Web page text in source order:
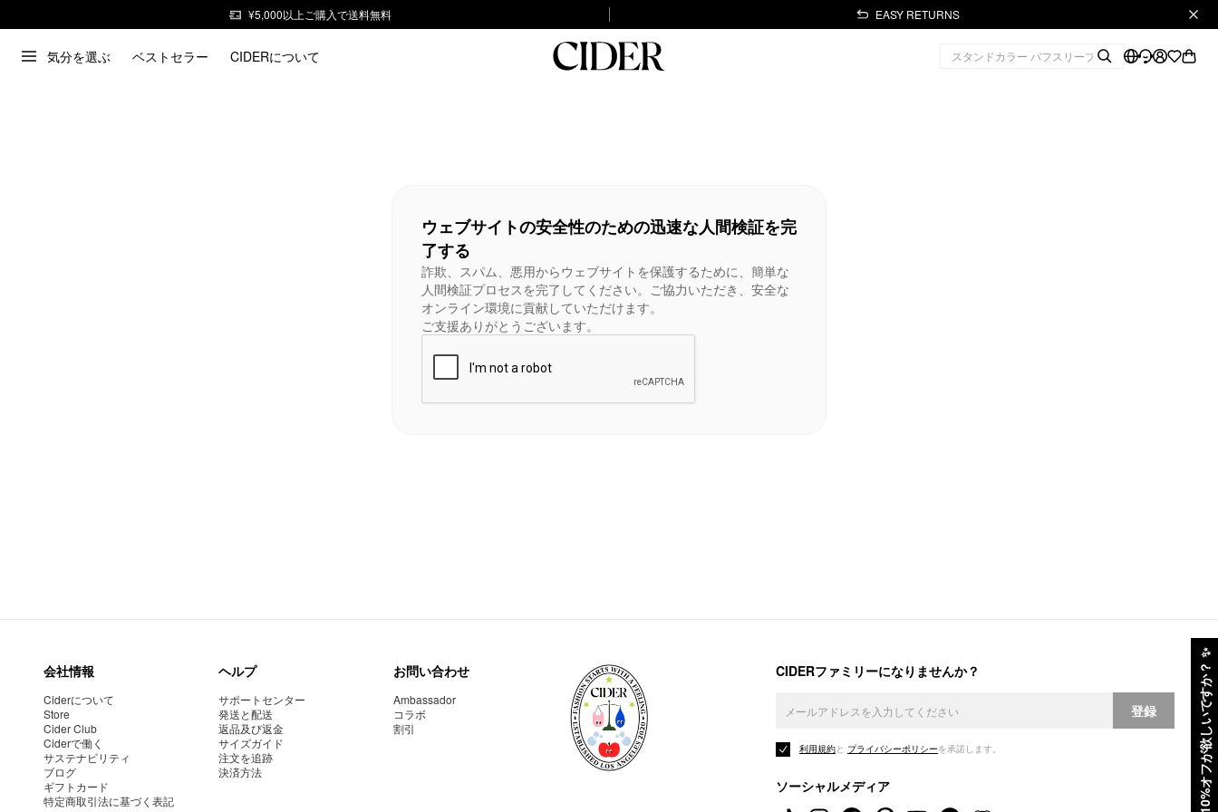
¥5,000以上ご購入で送料無料 EASY RETURNS
気分を選ぶ ベストセラー CIDERについて
10%オフが欲しいですか？
✨
ウェブサイトの安全性のための迅速な人間検証を完
了する
詐欺、スパム、悪用からウェブサイトを保護するために、簡単な
人間検証プロセスを完了してください。ご協力いただき、安全な
オンライン環境に貢献していただけます。
ご支援ありがとうございます。
会社情報
Ciderについて
Store
Cider Club
Ciderで働く
サステナビリティ
ブログ
ギフトカード
特定商取引法に基づく表記
ヘルプ
サポートセンター
発送と配送
返品及び返金
サイズガイド
注文を追跡
決済方法
お問い合わせ
Ambassador
コラボ
割引
CIDERファミリーになりませんか？
登録
利用規約と プライバシーポリシーを承諾します。
ソーシャルメディア